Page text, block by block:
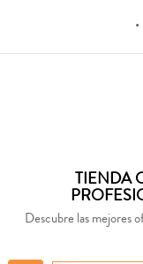
TIENDA
Descubre las mejores